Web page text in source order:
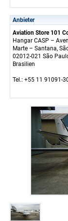
Anbieter
Aviation Store 101
Hangar CASP –
Marte – Santana,
02012-021 São
Brasilien
Tel.: +55 11 91091-